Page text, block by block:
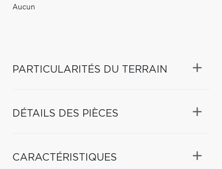
Aucun
PARTICULARITÉS DU TERRAIN
DÉTAILS DES PIÈCES
CARACTÉRISTIQUES